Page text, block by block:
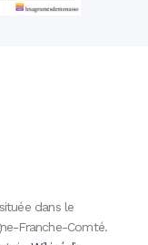
dans le
Franche-Comté.